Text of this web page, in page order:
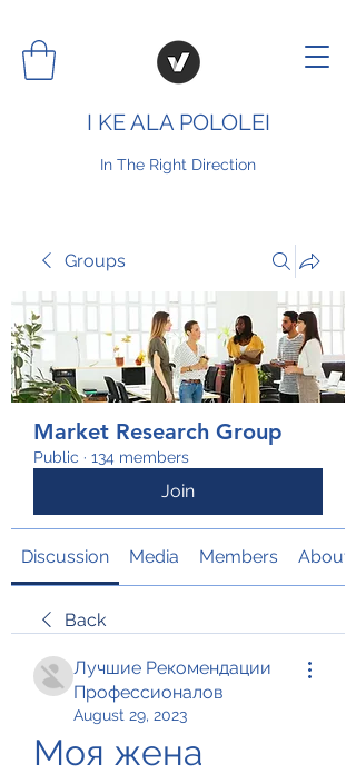
I KE ALA POLOLEI
In The Right Direction
Groups
Market Research Group
Public · 134 members
Join
Discussion Media Members About
Back
Лучшие Рекомендации
Профессионалов
August 29, 2023
Моя жена